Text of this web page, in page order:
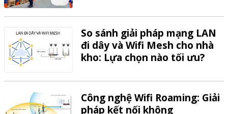
So sánh giải pháp mạng LAN
đi dây và Wifi Mesh cho nhà
kho: Lựa chọn nào tối ưu?
Công nghệ Wifi Roaming: Giải
pháp kết nối không